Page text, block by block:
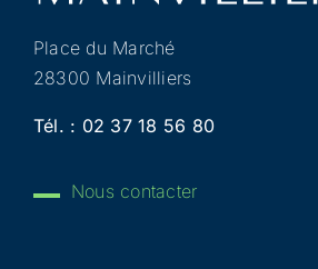
Place du Marché
28300 Mainvilliers
Tél. : 02 37 18 56 80
Nous contacter